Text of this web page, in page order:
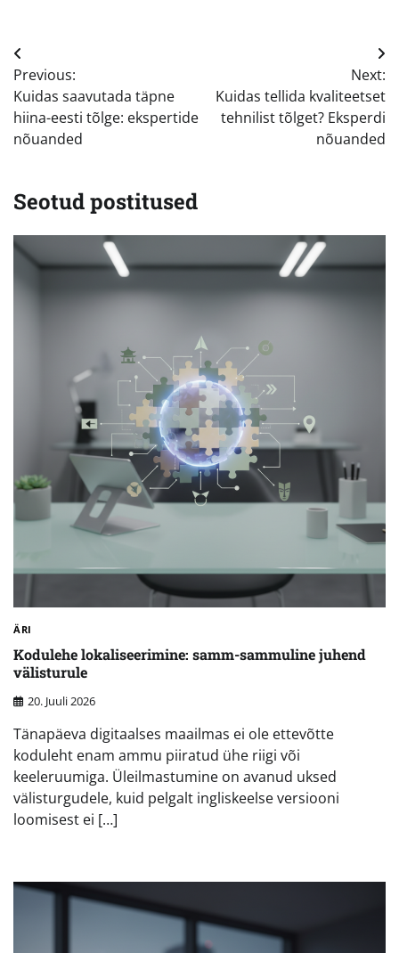
Navigeerimine
Previous:
Kuidas saavutada täpne
hiina-eesti tõlge: ekspertide
nõuanded
Next:
Kuidas tellida kvaliteetset
tehnilist tõlget? Eksperdi
nõuanded
Seotud postitused
ÄRI
Kodulehe lokaliseerimine: samm-sammuline juhend
välisturule
20. Juuli 2026
Tänapäeva digitaalses maailmas ei ole ettevõtte
koduleht enam ammu piiratud ühe riigi või
keeleruumiga. Üleilmastumine on avanud uksed
välisturgudele, kuid pelgalt ingliskeelse versiooni
loomisest ei […]